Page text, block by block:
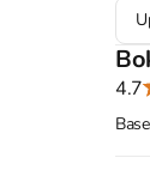
får
I
4.7